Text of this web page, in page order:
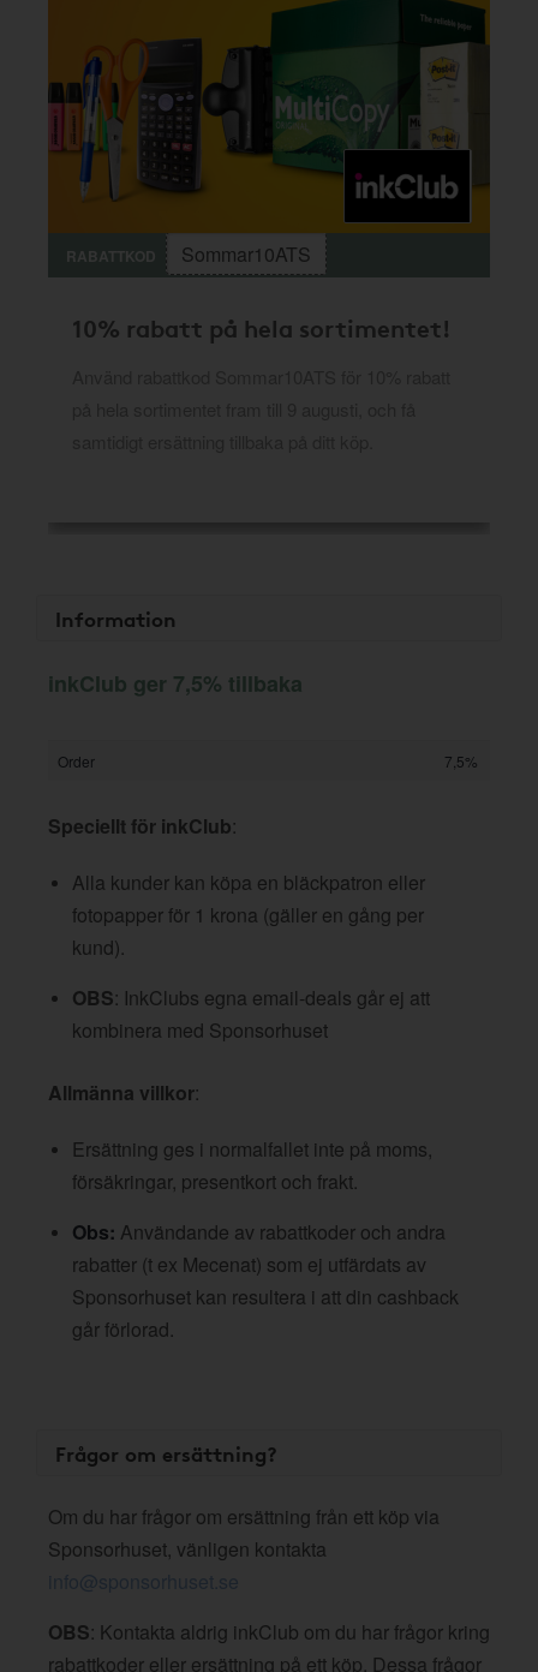
RABATTKOD Sommar10ATS
10% rabatt på hela sortimentet!
Information
inkClub ger 7,5% tillbaka
Order 7,5%
Speciellt för inkClub:
Alla kunder kan köpa en bläckpatron eller
fotopapper för 1 krona (gäller en gång per
kund).
OBS: InkClubs egna email-deals går ej att
kombinera med Sponsorhuset
Allmänna villkor:
Ersättning ges i normalfallet inte på moms,
försäkringar, presentkort och frakt.
Obs: Användande av rabattkoder och andra
rabatter (t ex Mecenat) som ej utfärdats av
Sponsorhuset kan resultera i att din cashback
går förlorad.
Frågor om ersättning?
Om du har frågor om ersättning från ett köp via
Sponsorhuset, vänligen kontakta
info@sponsorhuset.se
OBS: Kontakta aldrig inkClub om du har frågor kring
rabattkoder eller ersättning på ett köp. Dessa frågor